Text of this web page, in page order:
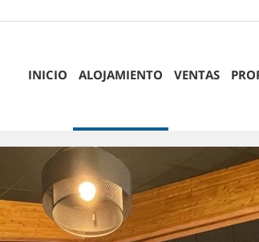
INICIO ALOJAMIENTO VENTAS